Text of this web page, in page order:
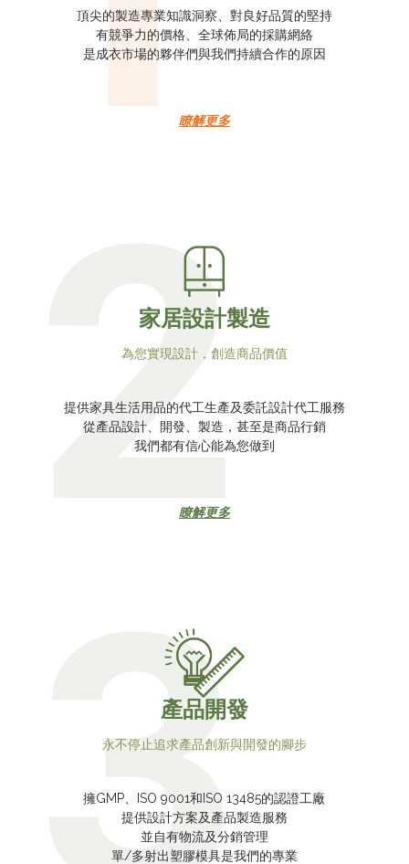
頂尖的製造專業知識洞察、對良好品質的堅持
有競爭力的價格、全球佈局的採購網絡
是成衣市場的夥伴們與我們持續合作的原因
瞭解更多
家居設計製造
為您實現設計，創造商品價值
提供家具生活用品的代工生產及委託設計代工服務
從產品設計、開發、製造，甚至是商品行銷
我們都有信心能為您做到
瞭解更多
產品開發
永不停止追求產品創新與開發的腳步
擁GMP、ISO 9001和ISO 13485的認證工廠
提供設計方案及產品製造服務
並自有物流及分銷管理
單/多射出塑膠模具是我們的專業